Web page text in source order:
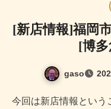
[新店情報]福岡
[博
gaso
今回は新店情報ということで、仲介でお世話になりました